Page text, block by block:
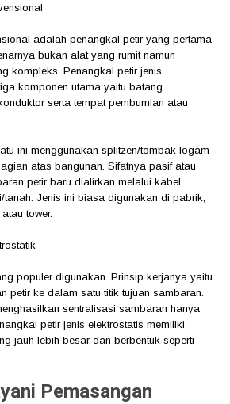
adalah penangkal petir yang pertama
bukan alat yang rumit namun
kompleks. Penangkal petir jenis
komponen utama yaitu batang
serta tempat pembumian atau
ini menggunakan splitzen/tombak logam
atas bangunan. Sifatnya pasif atau
petir baru dialirkan melalui kabel
tanah. Jenis ini biasa digunakan di pabrik,
tower.
populer digunakan. Prinsip kerjanya yaitu
petir ke dalam satu titik tujuan sambaran.
sentralisasi sambaran hanya
petir jenis elektrostatis memiliki
jauh lebih besar dan berbentuk seperti
Pemasangan